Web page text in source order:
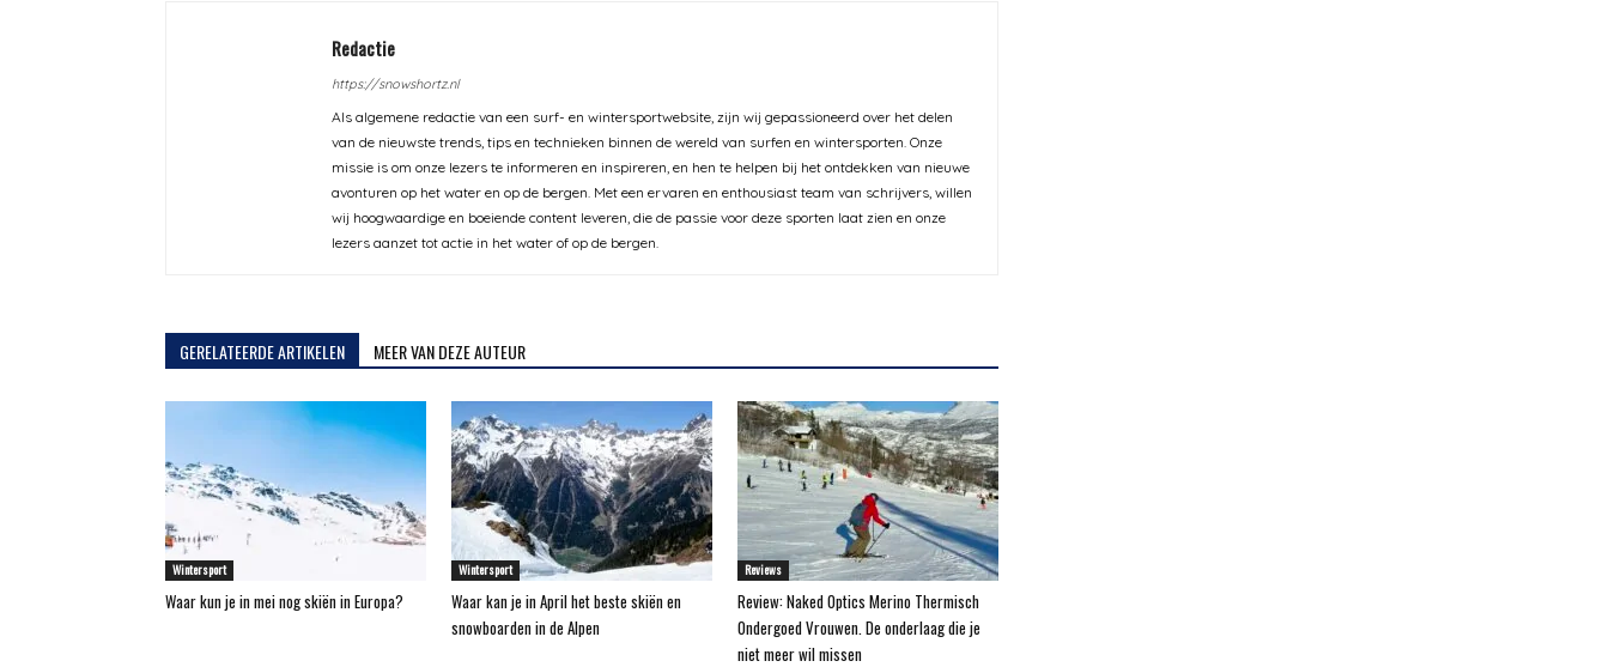
Redactie
https://snowshortz.nl
Als algemene redactie van een surf- en wintersportwebsite, zijn wij gepassioneerd over het delen
van de nieuwste trends, tips en technieken binnen de wereld van surfen en wintersporten. Onze
missie is om onze lezers te informeren en inspireren, en hen te helpen bij het ontdekken van nieuwe
avonturen op het water en op de bergen. Met een ervaren en enthousiast team van schrijvers, willen
wij hoogwaardige en boeiende content leveren, die de passie voor deze sporten laat zien en onze
lezers aanzet tot actie in het water of op de bergen.
GERELATEERDE ARTIKELEN MEER VAN DEZE AUTEUR
Wintersport
Waar kun je in mei nog skiën in Europa?
Wintersport
Waar kan je in April het beste skiën en
snowboarden in de Alpen
Reviews
Review: Naked Optics Merino Thermisch
Ondergoed Vrouwen. De onderlaag die je
niet meer wil missen